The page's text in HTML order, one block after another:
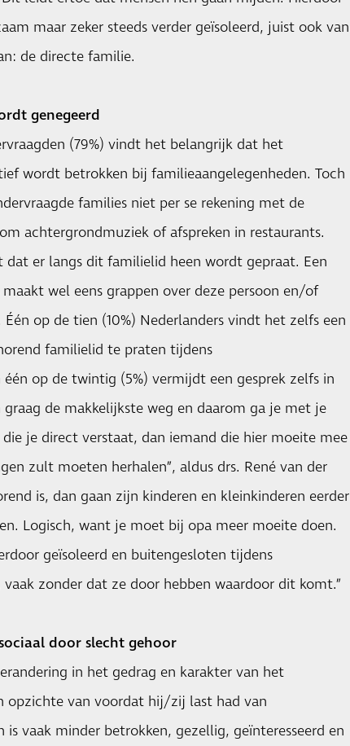
maar zeker steeds verder geïsoleerd, juist ook van
de directe familie.
genegeerd
(79%) vindt het belangrijk dat het
wordt betrokken bij familieaangelegenheden. Toch
families niet per se rekening met de
achtergrondmuziek of afspreken in restaurants.
dat er langs dit familielid heen wordt gepraat. Een
wel eens grappen over deze persoon en/of
op de tien (10%) Nederlanders vindt het zelfs een
familielid te praten tijdens
op de twintig (5%) vermijdt een gesprek zelfs in
graag de makkelijkste weg en daarom ga je met je
je direct verstaat, dan iemand die hier moeite mee
zult moeten herhalen”, aldus drs. René van der
is, dan gaan zijn kinderen en kleinkinderen eerder
Logisch, want je moet bij opa meer moeite doen.
geïsoleerd en buitengesloten tijdens
zonder dat ze door hebben waardoor dit komt.”
door slecht gehoor
in het gedrag en karakter van het
opzichte van voordat hij/zij last had van
is vaak minder betrokken, gezellig, geïnteresseerd en